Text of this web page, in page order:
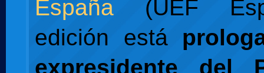
España(UEF
edición está
expresidente del